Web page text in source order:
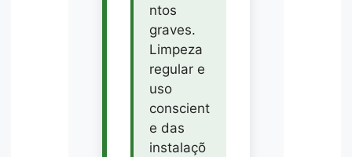
ntos
graves.
Limpeza
regular e
uso
conscient
e das
instalaçõ